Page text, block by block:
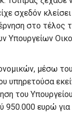
σχεδόν
στο τέλος
Υπουργείων
μέσω
υπηρετούσα
του
950.000 ευρώ